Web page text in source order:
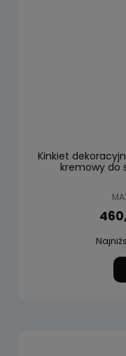
Kinkiet
kremowy do